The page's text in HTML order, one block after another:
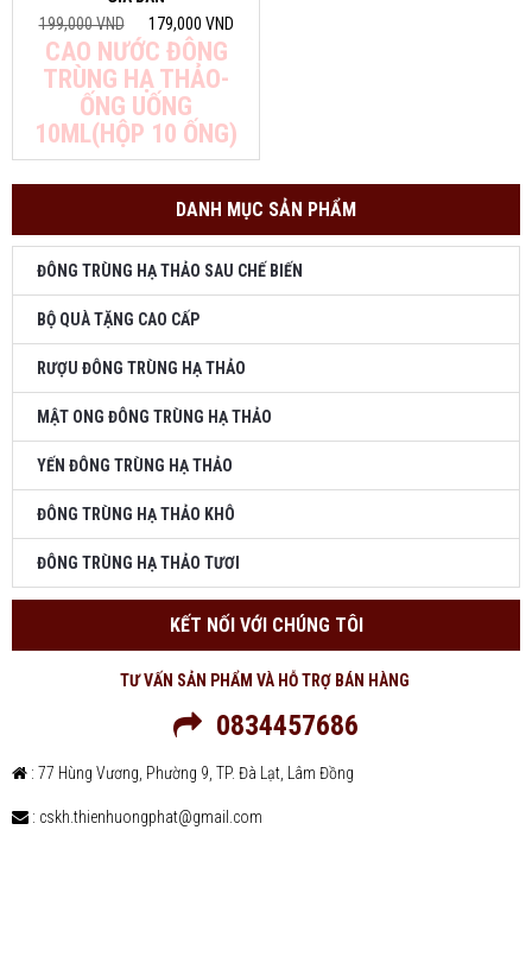
199,000 VND
179,000 VND
CAO NƯỚC ĐÔNG
TRÙNG HẠ THẢO-
ỐNG UỐNG
10ML(HỘP 10 ỐNG)
DANH MỤC SẢN PHẨM
ĐÔNG TRÙNG HẠ THẢO SAU CHẾ BIẾN
BỘ QUÀ TẶNG CAO CẤP
RƯỢU ĐÔNG TRÙNG HẠ THẢO
MẬT ONG ĐÔNG TRÙNG HẠ THẢO
YẾN ĐÔNG TRÙNG HẠ THẢO
ĐÔNG TRÙNG HẠ THẢO KHÔ
ĐÔNG TRÙNG HẠ THẢO TƯƠI
KẾT NỐI VỚI CHÚNG TÔI
TƯ VẤN SẢN PHẨM VÀ HỖ TRỢ BÁN HÀNG
0834457686
: 77 Hùng Vương, Phường 9, TP. Đà Lạt, Lâm Đồng
: cskh.thienhuongphat@gmail.com